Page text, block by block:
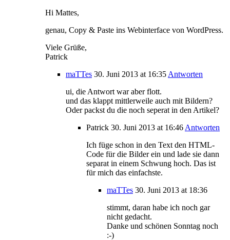
Hi Mattes,
genau, Copy & Paste ins Webinterface von WordPress.
Viele Grüße,
Patrick
maTTes 30. Juni 2013 at 16:35 Antworten
ui, die Antwort war aber flott.
und das klappt mittlerweile auch mit Bildern?
Oder packst du die noch seperat in den Artikel?
Patrick 30. Juni 2013 at 16:46 Antworten
Ich füge schon in den Text den HTML-
Code für die Bilder ein und lade sie dann
separat in einem Schwung hoch. Das ist
für mich das einfachste.
maTTes 30. Juni 2013 at 18:36
stimmt, daran habe ich noch gar
nicht gedacht.
Danke und schönen Sonntag noch
:-)